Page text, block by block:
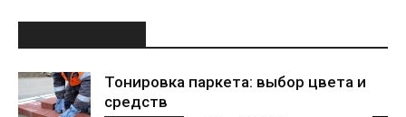
Тонировка паркета: выбор цвета и
средств